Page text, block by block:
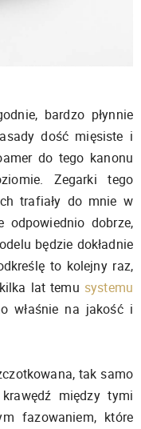
bardzo płynnie
dość mięsiste i
do tego kanonu
Zegarki tego
trafiały do mnie w
odpowiednio dobrze,
będzie dokładnie
to kolejny raz,
lat temu systemu
właśnie na jakość i
tak samo
między tymi
fazowaniem, które